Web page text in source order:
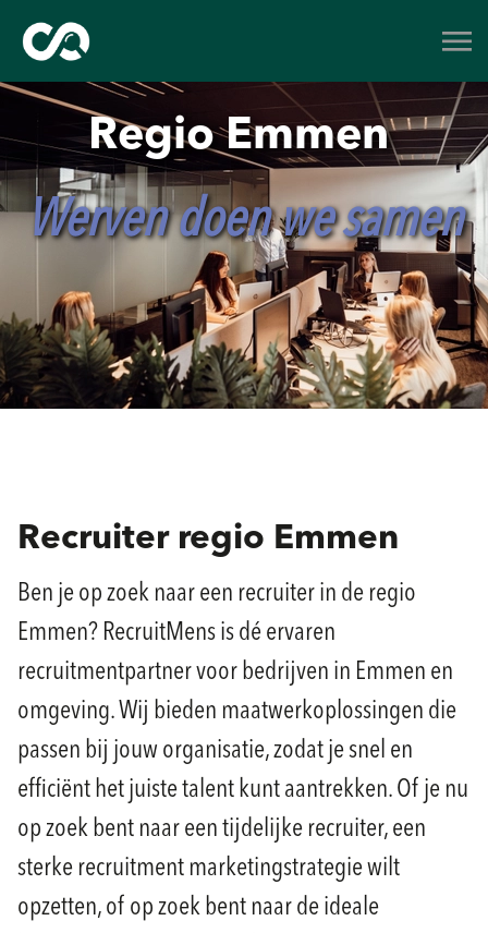
Regio Emmen
Werven doen we samen
Recruiter regio Emmen
Ben je op zoek naar een recruiter in de regio
Emmen? RecruitMens is dé ervaren
recruitmentpartner voor bedrijven in Emmen en
omgeving. Wij bieden maatwerkoplossingen die
passen bij jouw organisatie, zodat je snel en
efficiënt het juiste talent kunt aantrekken. Of je nu
op zoek bent naar een tijdelijke recruiter, een
sterke recruitment marketingstrategie wilt
opzetten, of op zoek bent naar de ideale